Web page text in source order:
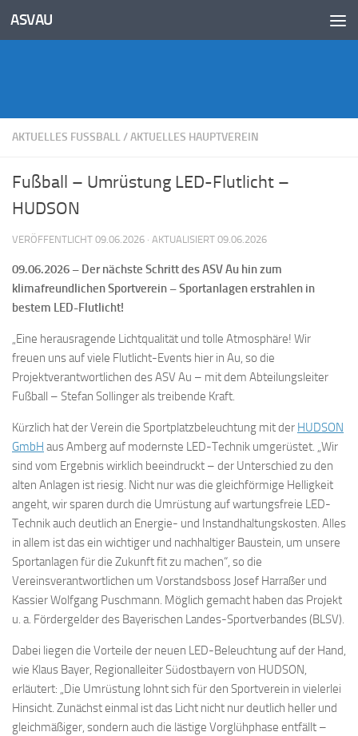
springen
Unter dem Inhalt
ASVAU
AKTUELLES FUSSBALL /AKTUELLES HAUPTVEREIN
Fußball – Umrüstung LED-Flutlicht –
HUDSON
VERÖFFENTLICHT 09.06.2026 · AKTUALISIERT 09.06.2026
09.06.2026 – Der nächste Schritt des ASV Au hin zum
klimafreundlichen Sportverein – Sportanlagen erstrahlen in
bestem LED-Flutlicht!
„Eine herausragende Lichtqualität und tolle Atmosphäre! Wir
freuen uns auf viele Flutlicht-Events hier in Au, so die
Projektverantwortlichen des ASV Au – mit dem Abteilungsleiter
Fußball – Stefan Sollinger als treibende Kraft.
Kürzlich hat der Verein die Sportplatzbeleuchtung mit der HUDSON
GmbH aus Amberg auf modernste LED-Technik umgerüstet. „Wir
sind vom Ergebnis wirklich beeindruckt – der Unterschied zu den
alten Anlagen ist riesig. Nicht nur was die gleichförmige Helligkeit
angeht, wir sparen durch die Umrüstung auf wartungsfreie LED-
Technik auch deutlich an Energie- und Instandhaltungskosten. Alles
in allem ist das ein wichtiger und nachhaltiger Baustein, um unsere
Sportanlagen für die Zukunft fit zu machen“, so die
Vereinsverantwortlichen um Vorstandsboss Josef Harraßer und
Kassier Wolfgang Puschmann. Möglich gemacht haben das Projekt
u. a. Fördergelder des Bayerischen Landes-Sportverbandes (BLSV).
Dabei liegen die Vorteile der neuen LED-Beleuchtung auf der Hand,
wie Klaus Bayer, Regionalleiter Südostbayern von HUDSON,
erläutert: „Die Umrüstung lohnt sich für den Sportverein in vielerlei
Hinsicht. Zunächst einmal ist das Licht nicht nur deutlich heller und
gleichmäßiger, sondern auch die lästige Vorglühphase entfällt –